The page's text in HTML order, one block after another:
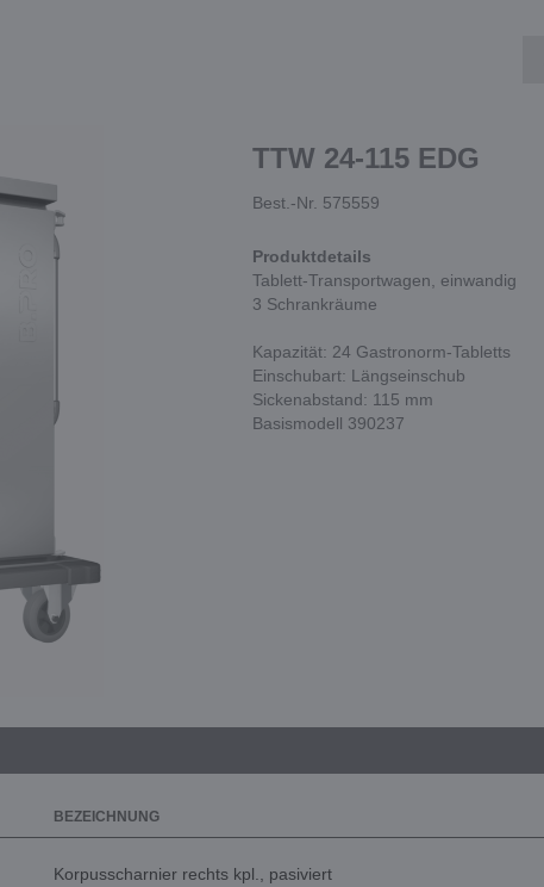
TTW 24-115 EDG
Best.-Nr. 575559
Produktdetails
Tablett-Transportwagen, einwandig
3 Schrankräume
Kapazität: 24 Gastronorm-Tabletts
Einschubart: Längseinschub
Sickenabstand: 115 mm
Basismodell 390237
BEZEICHNUNG
Korpusscharnier rechts kpl., pasiviert